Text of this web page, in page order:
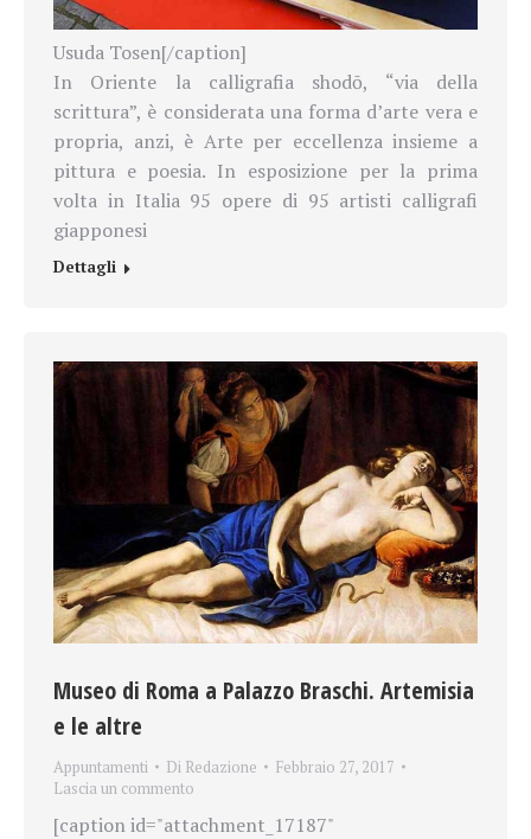
Usuda Tosen[/caption]
In Oriente la calligrafia shodō, “via della
scrittura”, è considerata una forma d’arte vera e
propria, anzi, è Arte per eccellenza insieme a
pittura e poesia. In esposizione per la prima
volta in Italia 95 opere di 95 artisti calligrafi
giapponesi
Dettagli
Museo di Roma a Palazzo Braschi. Artemisia
e le altre
Appuntamenti Di Redazione
Febbraio 27, 2017
Lascia un commento
[caption id="attachment_17187"